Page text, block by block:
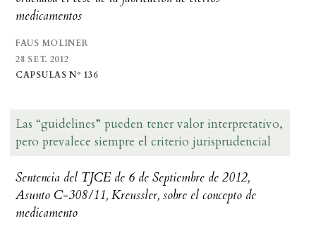
medicamentos
FAUS MOLINER
28 SET. 2012
CAPSULAS Nº 136
Las “guidelines” pueden tener valor interpretativo,
pero prevalece siempre el criterio jurisprudencial
Sentencia del TJCE de 6 de Septiembre de 2012,
Asunto C-308/11, Kreussler, sobre el concepto de
medicamento